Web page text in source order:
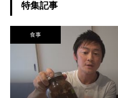
特集記事
食事